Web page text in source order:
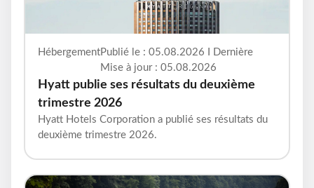
HébergementPublié le : 05.08.2026 I Dernière
Mise à jour : 05.08.2026
Hyatt publie ses résultats du deuxième
trimestre 2026
Hyatt Hotels Corporation a publié ses résultats du
deuxième trimestre 2026.